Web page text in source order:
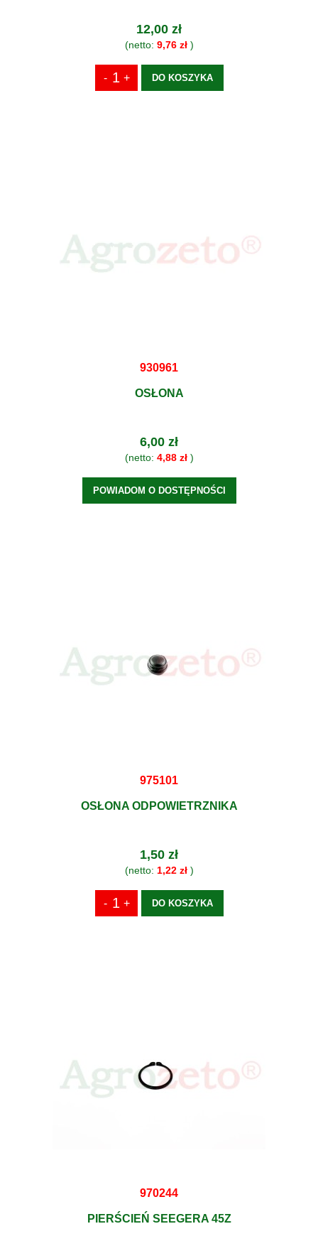
12,00 zł
(netto: 9,76 zł)
DO KOSZYKA
930961
OSŁONA
6,00 zł
(netto: 4,88 zł)
POWIADOM O DOSTĘPNOŚCI
975101
OSŁONA ODPOWIETRZNIKA
1,50 zł
(netto: 1,22 zł)
DO KOSZYKA
970244
PIERŚCIEŃ SEEGERA 45Z